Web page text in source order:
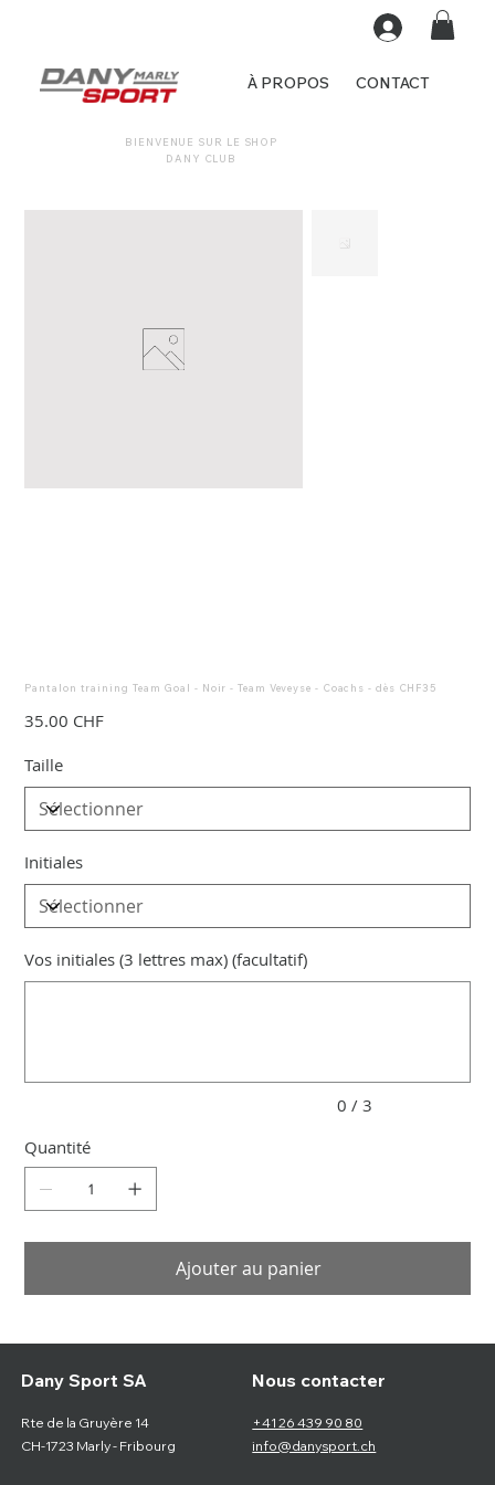
DANY CLUB
BIENVENUE SUR LE SHOP
À PROPOS CONTACT
Pantalon training Team Goal - Noir - Team Veveyse - Coachs - dès CHF35
35.00 CHF
Taille
Initiales
Vos initiales (3 lettres max) (facultatif)
0 / 3
Quantité
Ajouter au panier
Dany Sport SA
Rte de la Gruyère 14
CH-1723 Marly - Fribourg
Nous contacter
+41 26 439 90 80
info@danysport.ch